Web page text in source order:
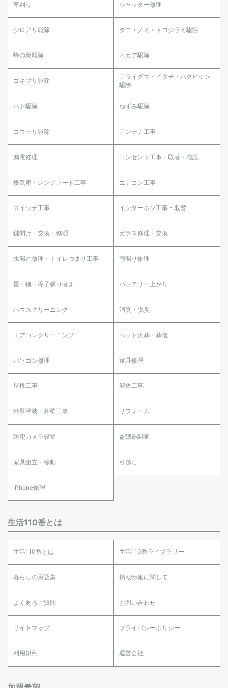
草刈り シャッター修理
シロアリ駆除 ダニ・ノミ・トコジラミ駆除
蜂の巣駆除 ムカデ駆除
ゴキブリ駆除
アライグマ・イタチ・ハクビシン
駆除
ハト駆除 ねずみ駆除
コウモリ駆除 アンテナ工事
漏電修理 コンセント工事・取替・増設
換気扇・レンジフード工事 エアコン工事
スイッチ工事 インターホン工事・取替
鍵開け・交換・修理 ガラス修理・交換
水漏れ修理・トイレつまり工事 雨漏り修理
畳・襖・障子張り替え バッテリー上がり
ハウスクリーニング 消臭・脱臭
エアコンクリーニング ペット火葬・葬儀
パソコン修理 家具修理
屋根工事 解体工事
外壁塗装・外壁工事 リフォーム
防犯カメラ設置 盗聴器調査
家具組立・移動 引越し
iPhone修理
生活110番とは
生活110番とは 生活110番ライブラリー
暮らしの用語集 掲載情報に関して
よくあるご質問 お問い合わせ
サイトマップ プライバシーポリシー
利用規約 運営会社